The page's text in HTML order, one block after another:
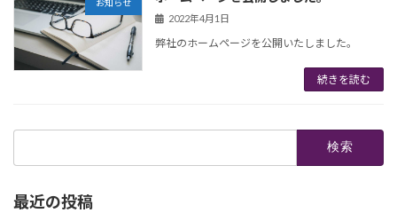
お知らせ
2022年4月1日
弊社のホームページを公開いたしました。
続きを読む
最近の投稿